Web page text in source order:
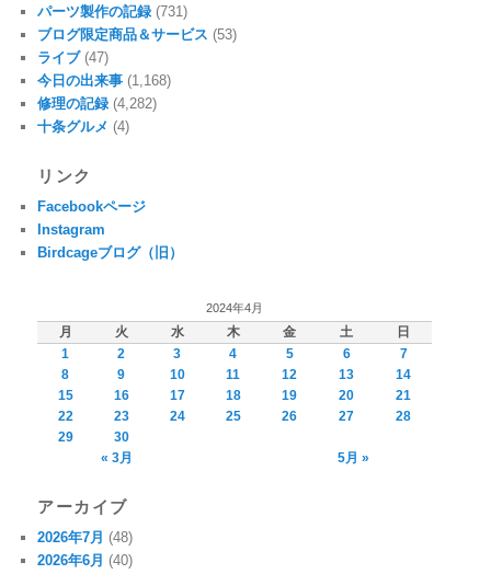
パーツ製作の記録 (731)
ブログ限定商品＆サービス (53)
ライブ(47)
今日の出来事 (1,168)
修理の記録 (4,282)
十条グルメ (4)
リンク
Facebookページ
Instagram
Birdcageブログ（旧）
2024年4月
月 火 水 木 金 土
日
1
2 3 4 5 6
7
8
9 10 11 12 13
14
15
16 17 18 19 20
21
22
23 24 25 26 27
28
29
30
« 3月
5月 »
アーカイブ
2026年7月 (48)
2026年6月 (40)